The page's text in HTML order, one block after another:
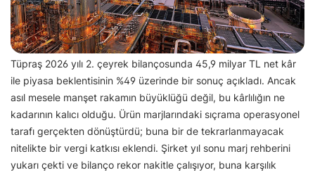
Tüpraş 2026 yılı 2. çeyrek bilançosunda 45,9 milyar TL net kâr
ile piyasa beklentisinin %49 üzerinde bir sonuç açıkladı. Ancak
asıl mesele manşet rakamın büyüklüğü değil, bu kârlılığın ne
kadarının kalıcı olduğu. Ürün marjlarındaki sıçrama operasyonel
tarafı gerçekten dönüştürdü; buna bir de tekrarlanmayacak
nitelikte bir vergi katkısı eklendi. Şirket yıl sonu marj rehberini
yukarı çekti ve bilanço rekor nakitle çalışıyor, buna karşılık